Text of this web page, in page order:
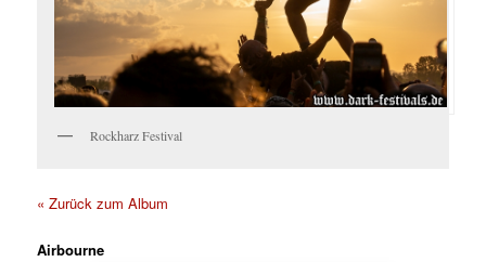
Rockharz Festival
« Zurück zum Album
Airbourne